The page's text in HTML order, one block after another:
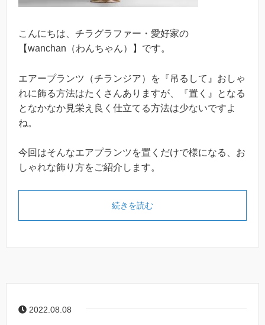
こんにちは、チラグラファー・愛好家の
【wanchan（わんちゃん）】です。
エアープランツ（チランジア）を『吊るして』おしゃ
れに飾る方法はたくさんありますが、『置く』となる
となかなか見栄え良く仕立てる方法は少ないですよ
ね。
今回はそんなエアプランツを置くだけで様になる、お
しゃれな飾り方をご紹介します。
続きを読む
2022.08.08